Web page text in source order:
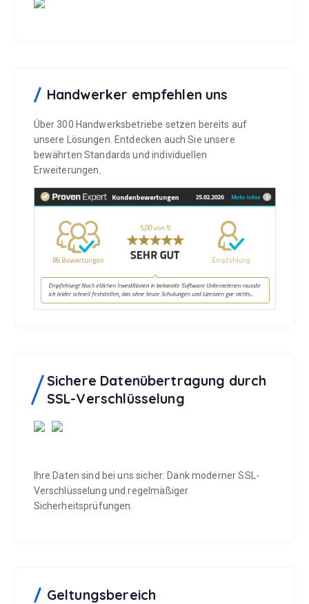
Handwerker empfehlen uns
Über 300 Handwerksbetriebe setzen bereits auf
unsere Lösungen. Entdecken auch Sie unsere
bewährten Standards und individuellen
Erweiterungen.
Sichere Datenübertragung durch
SSL-Verschlüsselung
Ihre Daten sind bei uns sicher: Dank moderner SSL-
Verschlüsselung und regelmäßiger
Sicherheitsprüfungen.
Geltungsbereich